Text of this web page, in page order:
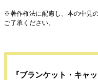
※著作権法に配慮し、本の中見
ご了承ください。
『ブランケット・キャッ